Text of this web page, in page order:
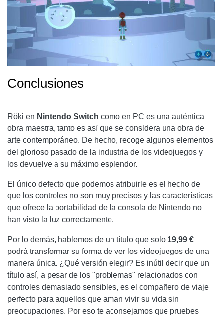
Conclusiones
Röki en Nintendo Switch como en PC es una auténtica
obra maestra, tanto es así que se considera una obra de
arte contemporáneo. De hecho, recoge algunos elementos
del glorioso pasado de la industria de los videojuegos y
los devuelve a su máximo esplendor.
El único defecto que podemos atribuirle es el hecho de
que los controles no son muy precisos y las características
que ofrece la portabilidad de la consola de Nintendo no
han visto la luz correctamente.
Por lo demás, hablemos de un título que solo 19,99 €
podrá transformar su forma de ver los videojuegos de una
manera única. ¿Qué versión elegir? Es inútil decir que un
título así, a pesar de los "problemas" relacionados con
controles demasiado sensibles, es el compañero de viaje
perfecto para aquellos que aman vivir su vida sin
preocupaciones. Por eso te aconsejamos que pruebes